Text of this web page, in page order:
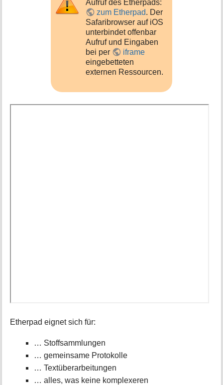
Aufruf des Etherpads:
zum Etherpad. Der
Safaribrowser auf iOS
unterbindet offenbar
Aufruf und Eingaben
bei per
iframe
eingebetteten
externen Ressourcen.
Etherpad eignet sich für:
… Stoffsammlungen
… gemeinsame Protokolle
… Textüberarbeitungen
… alles, was keine komplexeren